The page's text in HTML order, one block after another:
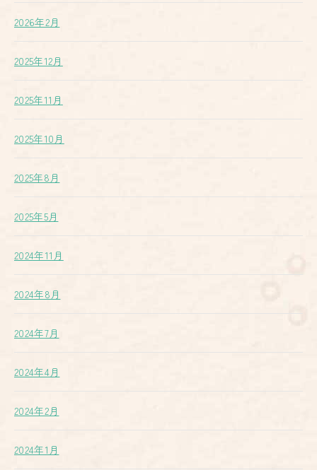
2026年2月
2025年12月
2025年11月
2025年10月
2025年8月
2025年5月
2024年11月
2024年8月
2024年7月
2024年4月
2024年2月
2024年1月